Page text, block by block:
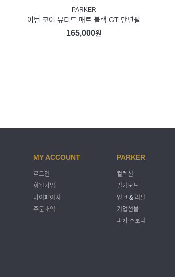
PARKER
어번 코어 뮤티드 매트 블랙 GT 만년필
165,000원
MY ACCOUNT
로그인
회원가입
마이페이지
주문내역
PARKER
컬렉션
필기모드
잉크 & 리필
기업선물
파카 스토리